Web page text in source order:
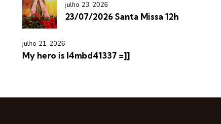
julho 23, 2026
23/07/2026 Santa Missa 12h
julho 21, 2026
My hero is l4mbd41337 =]]